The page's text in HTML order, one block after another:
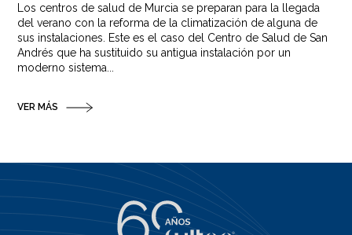
Los centros de salud de Murcia se preparan para la llegada
del verano con la reforma de la climatización de alguna de
sus instalaciones. Este es el caso del Centro de Salud de San
Andrés que ha sustituido su antigua instalación por un
moderno sistema...
VER MÁS